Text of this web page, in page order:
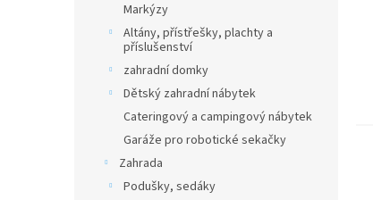
Markýzy
Altány, přístřešky, plachty a
příslušenství
zahradní domky
Dětský zahradní nábytek
Cateringový a campingový nábytek
Garáže pro robotické sekačky
Zahrada
Podušky, sedáky